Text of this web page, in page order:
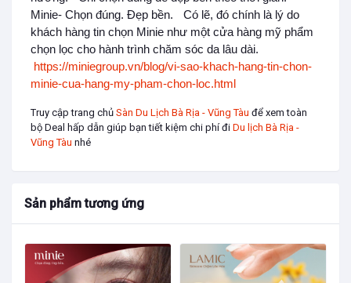
Minie- Chọn đúng. Đẹp bền. Có lẽ, đó chính là lý do
khách hàng tin chọn Minie như một cửa hàng mỹ phẩm
chọn lọc cho hành trình chăm sóc da lâu dài.
https://miniegroup.vn/blog/vi-sao-khach-hang-tin-chon-
minie-cua-hang-my-pham-chon-loc.html
Truy cập trang chủ Sàn Du Lịch Bà Rịa - Vũng Tàu để xem toàn
bộ Deal hấp dẫn giúp bạn tiết kiệm chi phí đi Du lịch Bà Rịa -
Vũng Tàu nhé
Sản phẩm tương ứng